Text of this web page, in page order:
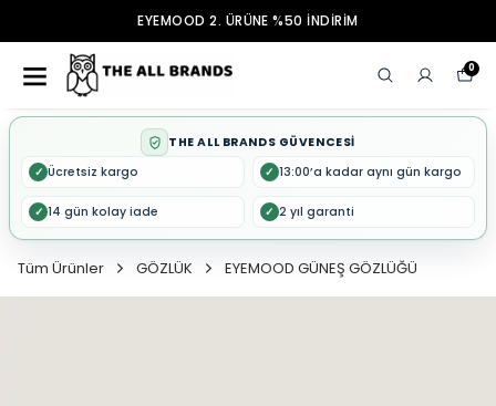
EYEMOOD 2. ÜRÜNE %50 İNDİRİM
0
THE ALL BRANDS GÜVENCESİ
✓ Ücretsiz kargo ✓ 13:00’a kadar aynı gün kargo
✓ 14 gün kolay iade ✓ 2 yıl garanti
Tüm Ürünler GÖZLÜK EYEMOOD GÜNEŞ GÖZLÜĞÜ